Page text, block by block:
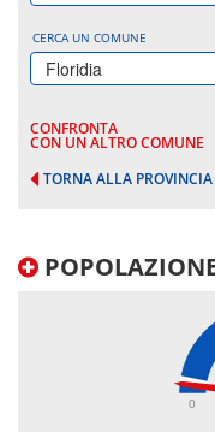
CERCA UN COMUNE
Floridia
CONFRONTA
CON UN ALTRO COMUNE
TORNA ALLA PROVINCIA
0